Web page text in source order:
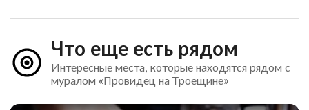
Что еще есть рядом
Интересные места, которые находятся рядом с
муралом «Провидец на Троещине»